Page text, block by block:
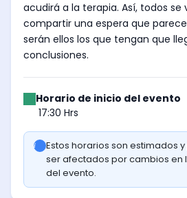
acudirá a la terapia. Así, todos se
compartir una espera que
serán ellos los que tengan que
conclusiones.
Horario de inicio del evento
17:30 Hrs
Estos horarios son estimados
ser afectados por cambios en
del evento.